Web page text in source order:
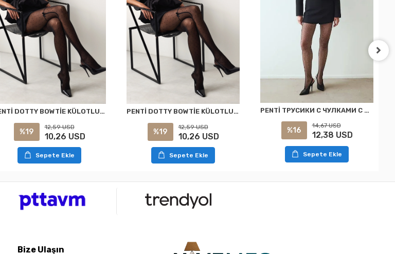
PENTİ DOTTY BOWTİE KÜLOTLU ÇORAP SİYAH S/M
%19
12,59 USD
10,26 USD
Sepete Ekle
PENTİ DOTTY BOWTİE KÜLOTLU ÇORAP SİYAH L/XL
%19
12,59 USD
10,26 USD
Sepete Ekle
PENTİ ТРУСИКИ С ЧУЛКАМИ С КАМНЯМИ S/M
%16
14,67 USD
12,38 USD
Sepete Ekle
Bize Ulaşın